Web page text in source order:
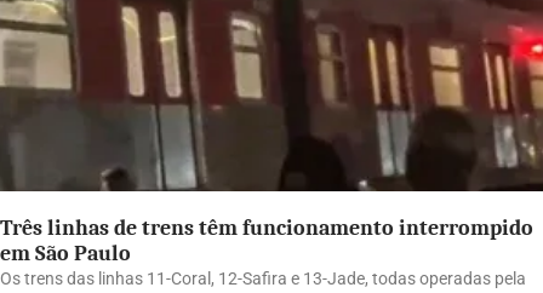
Três linhas de trens têm funcionamento interrompido
em São Paulo
Os trens das linhas 11-Coral, 12-Safira e 13-Jade, todas operadas pela